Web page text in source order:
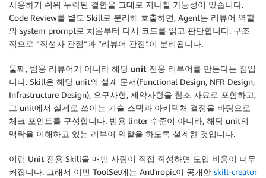
사용하기 쉬워 누락된 결함을 그대로 지나칠 가능성이 있습니다.
Code Review를 별도 Skill로 분리해 호출하면, Agent는 리뷰어 역할
의 system prompt로 처음부터 다시 코드를 읽고 판단합니다. 구조
적으로 “작성자 관점”과 “리뷰어 관점”이 분리됩니다.
둘째, 범용 리뷰어가 아니라 해당 unit 전용 리뷰어를 만든다는 점입
니다. Skill은 해당 unit의 설계 문서(Functional Design, NFR Design,
Infrastructure Design), 요구사항, 제약사항을 참조 자료로 포함하고,
그 unit에서 실제로 쓰이는 기술 스택과 아키텍처 결정을 바탕으로
체크 포인트를 구성합니다. 범용 linter 수준이 아니라, 해당 unit의
맥락을 이해하고 있는 리뷰어 역할을 하도록 설계한 것입니다.
이런 Unit 전용 Skill을 매번 사람이 직접 작성하면 도입 비용이 너무
커집니다. 그래서 이번 ToolSet에는 Anthropic이 공개한 skill-creator